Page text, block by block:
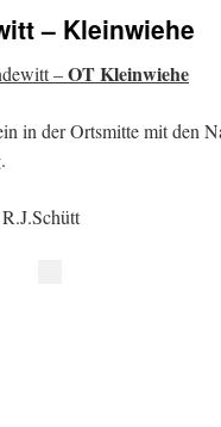
– Kleinwiehe
–OT Kleinwiehe
in der Ortsmitte mit den